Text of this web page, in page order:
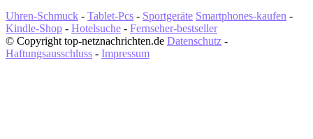
Uhren-Schmuck - Tablet-Pcs - Sportgeräte Smartphones-kaufen -
Kindle-Shop - Hotelsuche - Fernseher-bestseller
© Copyright top-netznachrichten.de Datenschutz -
Haftungsausschluss - Impressum